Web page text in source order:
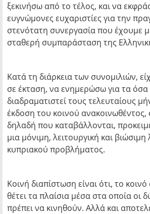
ξεκινήσω από το τέλος, και να
ευγνώμονες ευχαριστίες για την
στενότατη συνεργασία που έχουμε
σταθερή συμπαράσταση της
Κατά τη διάρκεια των συνομιλιών,
σε έκταση, να ενημερώσω για τα όσα
διαδραματιστεί τους τελευταίους
έκδοση του κοινού ανακοινωθέντος,
δηλαδή που καταβάλλονται,
μια μόνιμη, λειτουργική και
κυπριακού προβλήματος.
Κοινή διαπίστωση είναι ότι, το
θέτει τα πλαίσια μέσα στα οποία οι
πρέπει να κινηθούν. Αλλά και